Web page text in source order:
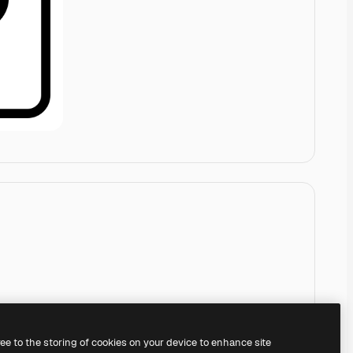
to the storing of cookies on your device to enhance site